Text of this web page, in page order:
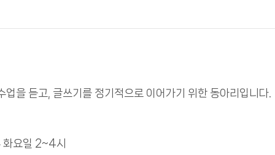
을 듣고, 글쓰기를 정기적으로 이어가기 위한 동아리입니다.
요일 2~4시